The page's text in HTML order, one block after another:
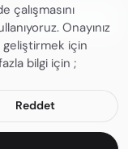
Abone OL
hakları saklıdır.
📜 Kullanım Şartları
Onayınız
geliştirmek için
bilgi için ;
Reddet